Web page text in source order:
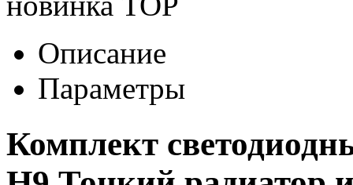
Описание
Параметры
Комплект